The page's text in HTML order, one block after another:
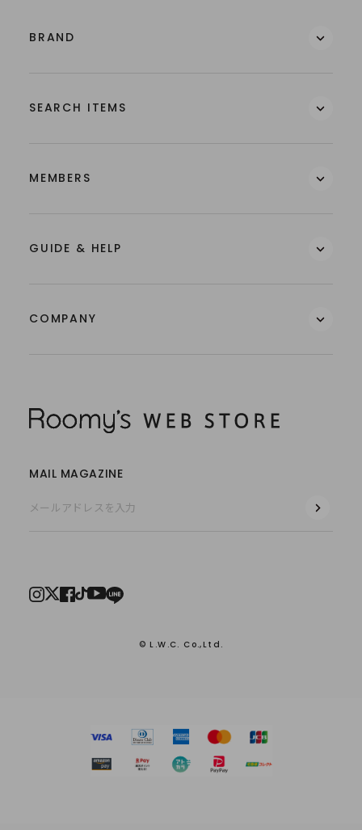
BRAND
SEARCH ITEMS
MEMBERS
GUIDE & HELP
COMPANY
MAIL MAGAZINE
© L.W.C. Co.,Ltd.